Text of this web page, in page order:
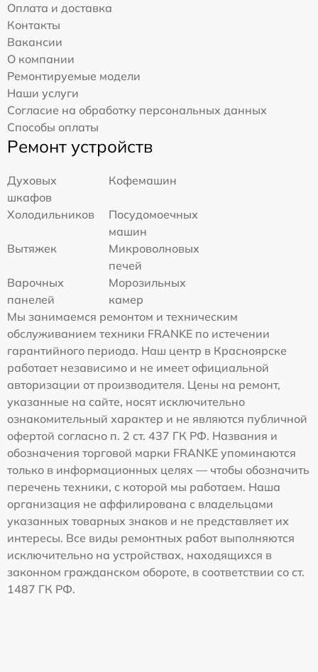
Оплата и доставка
Контакты
Вакансии
О компании
Ремонтируемые модели
Наши услуги
Согласие на обработку персональных данных
Способы оплаты
Ремонт устройств
Духовых
шкафов
Кофемашин
Холодильников
Посудомоечных
машин
Вытяжек
Микроволновых
печей
Варочных
панелей
Морозильных
камер
Мы занимаемся ремонтом и техническим
обслуживанием техники FRANKE по истечении
гарантийного периода. Наш центр в Красноярске
работает независимо и не имеет официальной
авторизации от производителя. Цены на ремонт,
указанные на сайте, носят исключительно
ознакомительный характер и не являются публичной
офертой согласно п. 2 ст. 437 ГК РФ. Названия и
обозначения торговой марки FRANKE упоминаются
только в информационных целях — чтобы обозначить
перечень техники, с которой мы работаем. Наша
организация не аффилирована с владельцами
указанных товарных знаков и не представляет их
интересы. Все виды ремонтных работ выполняются
исключительно на устройствах, находящихся в
законном гражданском обороте, в соответствии со ст.
1487 ГК РФ.